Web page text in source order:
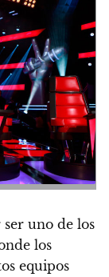
uno de los
los
equipos